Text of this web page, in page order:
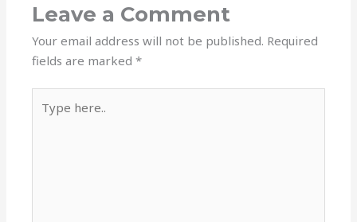
Leave a Comment
Your email address will not be published. Required
fields are marked*